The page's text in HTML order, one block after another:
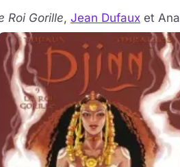
Roi Gorille, Jean Dufaux et Ana